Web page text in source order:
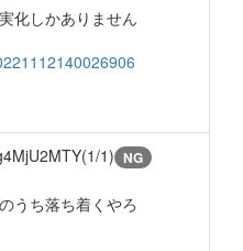
化しかありません
1) NG
うち落ち着くやろ